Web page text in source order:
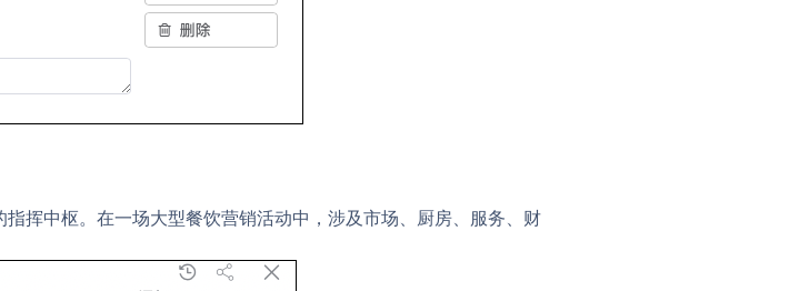
挥中枢。在一场大型餐饮营销活动中，涉及市场、厨房、服务、财